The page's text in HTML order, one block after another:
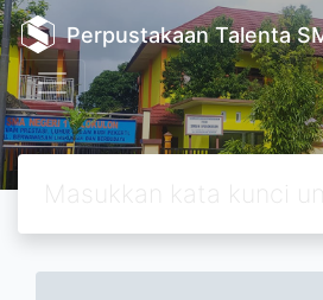
Perpustakaan Talenta